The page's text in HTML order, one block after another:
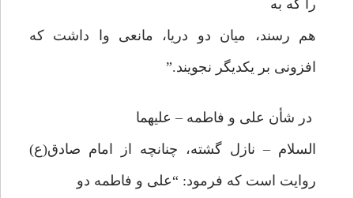
را كه به
هم رسند، ميان دو دريا، مانعى وا داشت كه
افزونى بر يكديگر نجويند.”
در شأن على و فاطمه – عليهما
السلام – نازل گشته، چنانچه از امام صادق(ع)
روايت است كه فرمود: “على و فاطمه دو